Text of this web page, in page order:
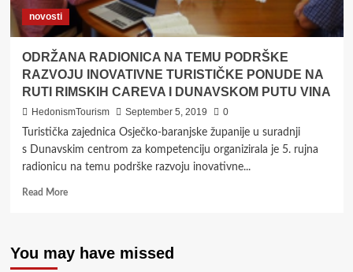
novosti
ODRŽANA RADIONICA NA TEMU PODRŠKE
RAZVOJU INOVATIVNE TURISTIČKE PONUDE NA
RUTI RIMSKIH CAREVA I DUNAVSKOM PUTU VINA
HedonismTourism September 5, 2019
0
Turistička zajednica Osječko-baranjske županije u suradnji
s Dunavskim centrom za kompetenciju organizirala je 5. rujna
radionicu na temu podrške razvoju inovativne...
Read MoreRead
RADIONICA
NA
You may have missed